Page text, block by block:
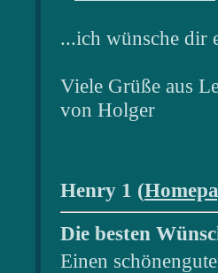
...ich wünsche dir
Viele Grüße aus
von Holger
Henry 1 (
Die besten
Einen